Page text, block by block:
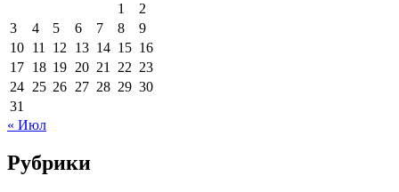
1
2
3
4 5 6 7 8
9
10 11 12 13 14 15 16
17 18 19 20 21 22 23
24 25 26 27 28 29 30
31
« Июл
Рубрики